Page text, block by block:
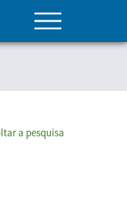
a pesquisa